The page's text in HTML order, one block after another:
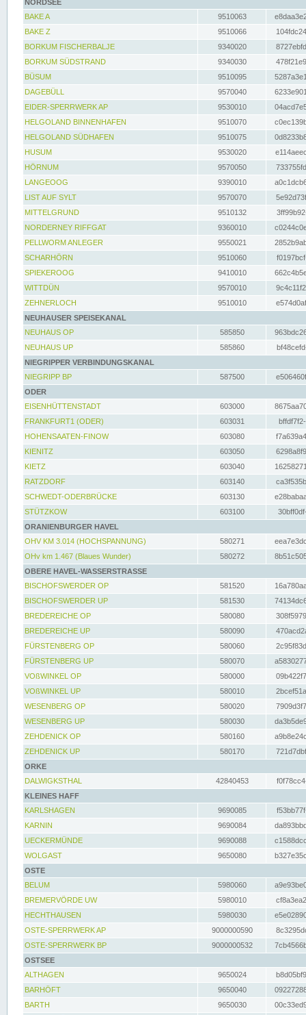
NORDSEE
BAKE A
9510063
BAKE Z
9510066
BORKUM FISCHERBALJE
9340020
BORKUM SÜDSTRAND
9340030
BÜSUM
9510095
DAGEBÜLL
9570040
EIDER-SPERRWERK AP
9530010
HELGOLAND BINNENHAFEN
9510070
HELGOLAND SÜDHAFEN
9510075
HUSUM
9530020
HÖRNUM
9570050
LANGEOOG
9390010
LIST AUF SYLT
9570070
MITTELGRUND
9510132
NORDERNEY RIFFGAT
9360010
PELLWORM ANLEGER
9550021
SCHARHÖRN
9510060
SPIEKEROOG
9410010
WITTDÜN
9570010
ZEHNERLOCH
9510010
NEUHAUSER SPEISEKANAL
NEUHAUS OP
585850
NEUHAUS UP
585860
NIEGRIPPER VERBINDUNGSKANAL
NIEGRIPP BP
587500
ODER
EISENHÜTTENSTADT
603000
FRANKFURT1 (ODER)
603031
HOHENSAATEN-FINOW
603080
KIENITZ
603050
KIETZ
603040
RATZDORF
603140
SCHWEDT-ODERBRÜCKE
603130
STÜTZKOW
603100
ORANIENBURGER HAVEL
OHV KM 3.014 (HOCHSPANNUNG)
580271
OHv km 1.467 (Blaues Wunder)
580272
OBERE HAVEL-WASSERSTRASSE
BISCHOFSWERDER OP
581520
BISCHOFSWERDER UP
581530
BREDEREICHE OP
580080
BREDEREICHE UP
580090
FÜRSTENBERG OP
580060
FÜRSTENBERG UP
580070
VOßWINKEL OP
580000
VOßWINKEL UP
580010
WESENBERG OP
580020
WESENBERG UP
580030
ZEHDENICK OP
580160
ZEHDENICK UP
580170
ORKE
DALWIGKSTHAL
42840453
KLEINES HAFF
KARLSHAGEN
9690085
KARNIN
9690084
UECKERMÜNDE
9690088
WOLGAST
9650080
OSTE
BELUM
5980060
BREMERVÖRDE UW
5980010
HECHTHAUSEN
5980030
OSTE-SPERRWERK AP
9000000590
OSTE-SPERRWERK BP
9000000532
OSTSEE
ALTHAGEN
9650024
BARHÖFT
9650040
BARTH
9650030